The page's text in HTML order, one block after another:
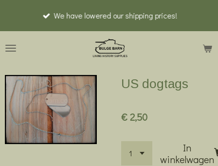
de
We have lowered our shipping prices!
US dogtags
€ 2,50
In
winkelwagen